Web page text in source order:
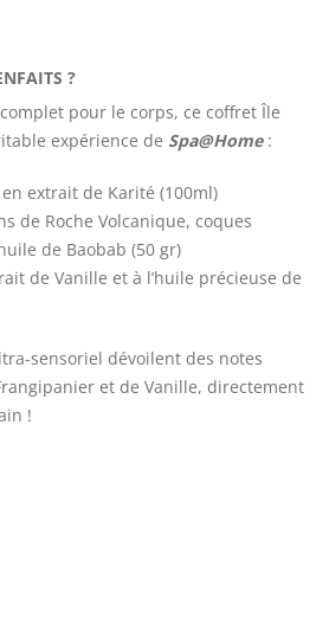
?
pour le corps, ce coffret Île
expérience de Spa@Home:
extrait de Karité (100ml)
de Roche Volcanique, coques
de Baobab (50 gr)
de Vanille et à l’huile précieuse de
sensoriel dévoilent des notes
et de Vanille, directement
!